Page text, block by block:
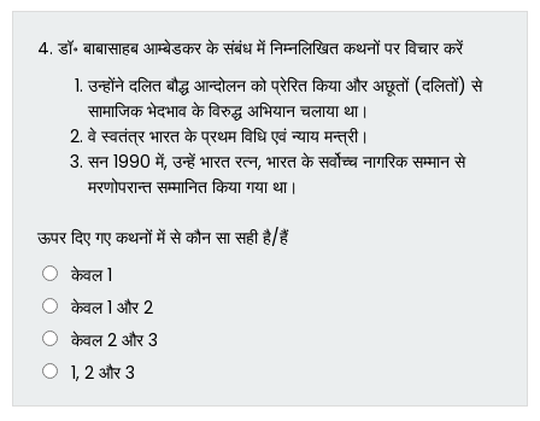
4. डॉ॰ बाबासाहब आम्बेडकर के संबंध में निम्नलिखित कथनों पर विचार करें
उन्होंने दलित बौद्ध आन्दोलन को प्रेरित किया और अछूतों (दलितों) से
सामाजिक भेदभाव के विरुद्ध अभियान चलाया था।
वे स्वतंत्र भारत के प्रथम विधि एवं न्याय मन्त्री।
सन 1990 में, उन्हें भारत रत्न, भारत के सर्वोच्च नागरिक सम्मान से
मरणोपरान्त सम्मानित किया गया था।
ऊपर दिए गए कथनों में से कौन सा सही है/हैं
केवल 1
केवल 1 और 2
केवल 2 और 3
1, 2 और 3